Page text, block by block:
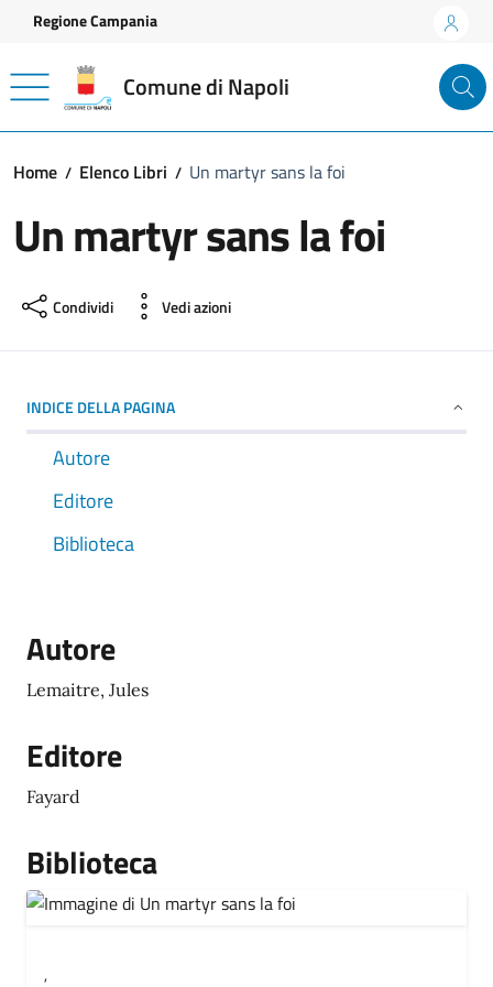
Vai ai contenuti
Vai al footer
Regione Campania
Comune di Napoli
Home Elenco Libri Un martyr sans la foi
Un martyr sans la foi
Condividi Vedi azioni
INDICE DELLA PAGINA
Autore
Editore
Biblioteca
Autore
Lemaitre, Jules
Editore
Fayard
Biblioteca
,